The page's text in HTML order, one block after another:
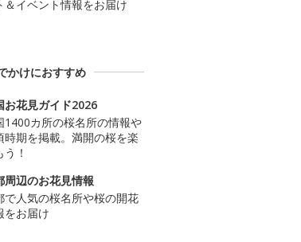
＆イベント情報をお届け
かけにおすすめ
お花見ガイド2026
1400カ所の桜名所の情報や
時期を掲載。満開の桜を楽
う！
周辺のお花見情報
で人気の桜名所や桜の開花
をお届け